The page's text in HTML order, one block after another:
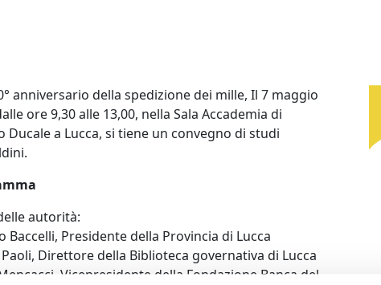
il mito e le forme nella pietra, sulla carta, nella memoria
anniversario della spedizione dei mille, Il 7 maggio
ore 9,30 alle 13,00, nella Sala Accademia di
Ducale a Lucca, si tiene un convegno di studi
autorità:
Baccelli, Presidente della Provincia di Lucca
Direttore della Biblioteca governativa di Lucca
Vicepresidente della Fondazione Banca del